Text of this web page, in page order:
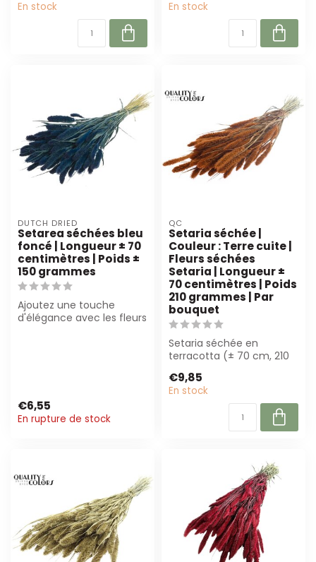
En stock En stock
DUTCH DRIED
Setarea séchées bleu
foncé | Longueur ± 70
centimètres | Poids ±
150 grammes
Ajoutez une touche
d'élégance avec les fleurs
€6,55
En rupture de stock
QC
Setaria séchée |
Couleur : Terre cuite |
Fleurs séchées
Setaria | Longueur ±
70 centimètres | Poids
210 grammes | Par
bouquet
Setaria séchée en
terracotta (± 70 cm, 210
et une lon...
€9,85
En stock